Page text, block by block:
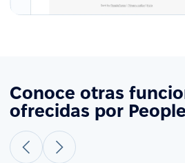
Conoce otras
ofrecidas por